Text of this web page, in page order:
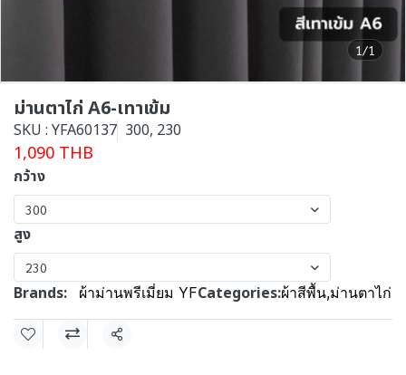
1/1
ม่านตาไก่ A6-เทาเข้ม
SKU : YFA60137 300, 230
1,090 THB
กว้าง
300
สูง
230
Brands: ผ้าม่านพรีเมี่ยม YFCategories:ผ้าสีพื้น,ม่านตาไก่
Share